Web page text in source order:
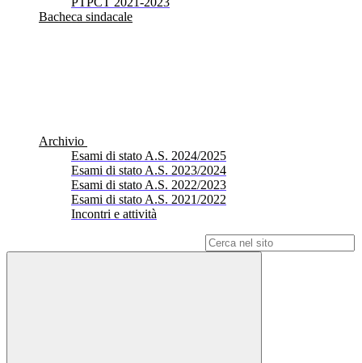
Bacheca sindacale
Archivio
Esami di stato A.S. 2024/2025
Esami di stato A.S. 2023/2024
Esami di stato A.S. 2022/2023
Esami di stato A.S. 2021/2022
Incontri e attività